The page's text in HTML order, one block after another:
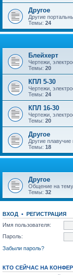
Другое
Другие
Темы: 24
Блейхерт
Чертежи,
Темы: 20
КПЛ 5-30
Чертежи,
Темы: 24
КПЛ 16-30
Чертежи,
Темы: 20
Другое
Другие
Темы: 18
Другое
Общение на
Темы: 32
ВХОД • РЕГИСТРАЦИЯ
Имя пользователя:
Пароль:
Забыли пароль?
КТО СЕЙЧАС НА